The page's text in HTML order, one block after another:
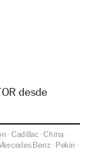
desde
·Cadillac·China ·
Benz· Pekín ·